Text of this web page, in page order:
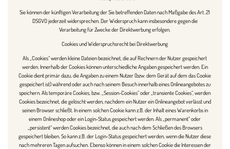
Sie können der künftigen Verarbeitung der Sie betreffenden Daten nach Maßgabe des Art. 21
DSGVO jederzeit widersprechen. Der Widerspruch kann insbesondere gegen die
Verarbeitung für Zwecke der Direktwerbung erfolgen.
Cookies und Widerspruchsrecht bei Direktwerbung
Als „Cookies“ werden kleine Dateien bezeichnet, die auf Rechnern der Nutzer gespeichert
werden. Innerhalb der Cookies können unterschiedliche Angaben gespeichert werden. Ein
Cookie dient primär dazu, die Angaben zu einem Nutzer (bzw. dem Gerät auf dem das Cookie
gespeichert ist) während oder auch nach seinem Besuch innerhalb eines Onlineangebotes zu
speichern. Als temporäre Cookies, bzw. „Session-Cookies“ oder „transiente Cookies“, werden
Cookies bezeichnet, die gelöscht werden, nachdem ein Nutzer ein Onlineangebot verlässt und
seinen Browser schließt. In einem solchen Cookie kann z.B. der Inhalt eines Warenkorbs in
einem Onlineshop oder ein Login-Status gespeichert werden. Als „permanent“ oder
„persistent“ werden Cookies bezeichnet, die auch nach dem Schließen des Browsers
gespeichert bleiben. So kann z.B. der Login-Status gespeichert werden, wenn die Nutzer diese
nach mehreren Tagen aufsuchen. Ebenso können in einem solchen Cookie die Interessen der